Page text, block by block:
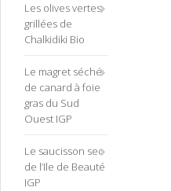
Les olives vertes
grillées de
Chalkidiki Bio
Le magret séché
de canard à foie
gras du Sud
Ouest IGP
Le saucisson sec
de l’Ile de Beauté
IGP